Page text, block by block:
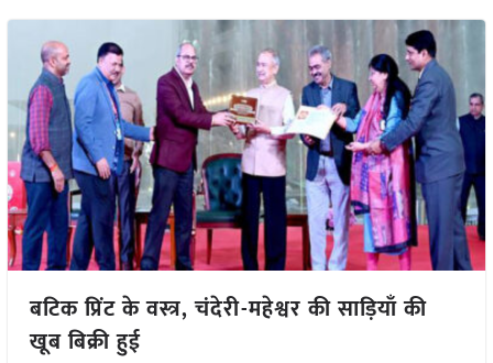
बटिक प्रिंट के वस्त्र, चंदेरी-महेश्वर की साड़ियाँ की
खूब बिक्री हुई